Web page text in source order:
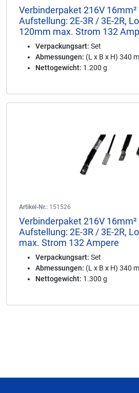
Verbinderpaket 216V 16mm²
Aufstellung: 2E-3R / 3E-2R,
120mm max. Strom 132
Verpackungsart: Set
Abmessungen: (L x B x H) 340
Nettogewicht: 1.200 g
Artikel-Nr.: 151526
Verbinderpaket 216V 16mm²
Aufstellung: 2E-3R / 3E-2R,
max. Strom 132 Ampere
Verpackungsart: Set
Abmessungen: (L x B x H) 340
Nettogewicht: 1.300 g